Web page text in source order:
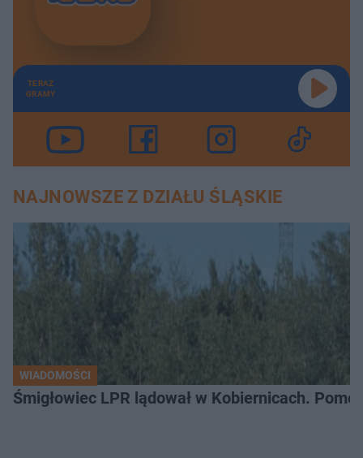
TERAZ
GRAMY
NAJNOWSZE Z DZIAŁU ŚLĄSKIE
WIADOMOŚCI
Śmigłowiec LPR lądował w Kobiernicach.